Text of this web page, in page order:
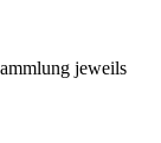
jeweils